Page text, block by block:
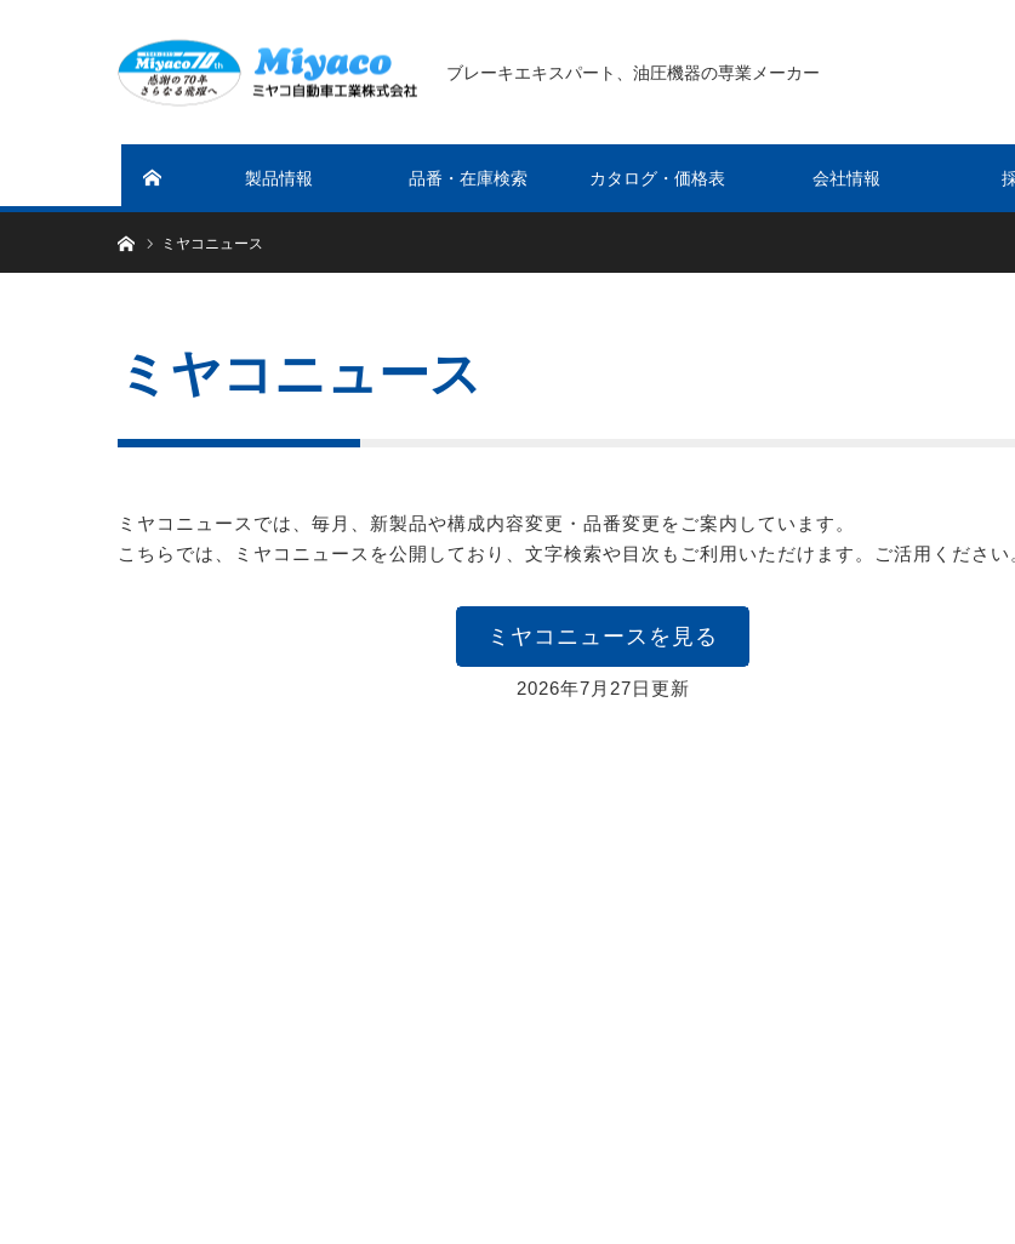
ブレーキエキスパート、油圧機器の専業メーカー
製品情報 品番・在庫検索 カタログ・価格表 会社情報
ホームミヤコニュース
ミヤコニュース
ミヤコニュースでは、毎月、新製品や構成内容変更・品番変更をご案内しています。
こちらでは、ミヤコニュースを公開しており、文字検索や目次もご利用いただけます。ご活用ください
ミヤコニュースを見る
2026年7月27日更新